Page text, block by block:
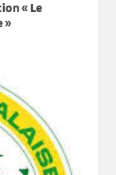
« Le
»